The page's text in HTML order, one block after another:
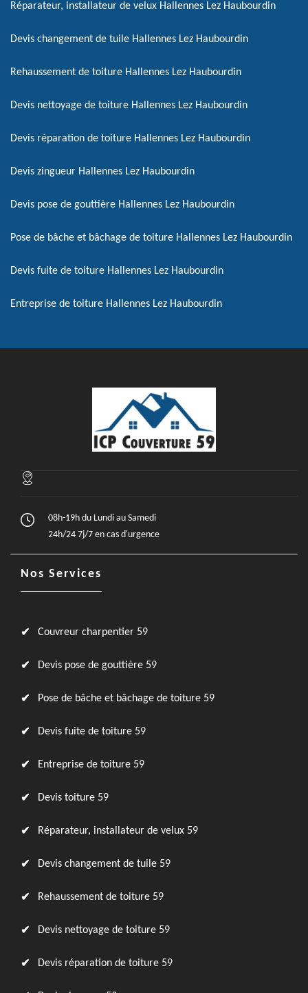
Réparateur, installateur de velux Hallennes Lez Haubourdin
Devis changement de tuile Hallennes Lez Haubourdin
Rehaussement de toiture Hallennes Lez Haubourdin
Devis nettoyage de toiture Hallennes Lez Haubourdin
Devis réparation de toiture Hallennes Lez Haubourdin
Devis zingueur Hallennes Lez Haubourdin
Devis pose de gouttière Hallennes Lez Haubourdin
Pose de bâche et bâchage de toiture Hallennes Lez Haubourdin
Devis fuite de toiture Hallennes Lez Haubourdin
Entreprise de toiture Hallennes Lez Haubourdin
08h-19h du Lundi au Samedi
24h/24 7j/7 en cas d'urgence
Nos Services
Couvreur charpentier 59
Devis pose de gouttière 59
Pose de bâche et bâchage de toiture 59
Devis fuite de toiture 59
Entreprise de toiture 59
Devis toiture 59
Réparateur, installateur de velux 59
Devis changement de tuile 59
Rehaussement de toiture 59
Devis nettoyage de toiture 59
Devis réparation de toiture 59